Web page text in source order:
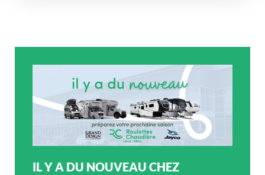
IL Y A DU NOUVEAU CHEZ